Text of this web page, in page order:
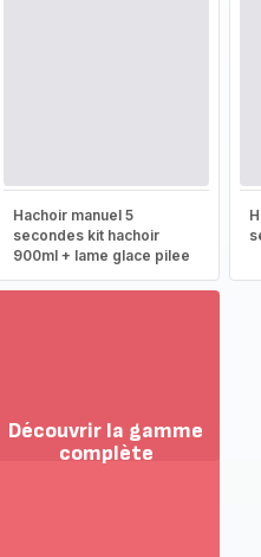
Hachoir manuel 5
secondes kit hachoir
900ml + lame glace pilee
Découvrir la gamme
complète